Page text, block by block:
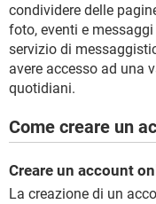
condividere delle
foto, eventi e
servizio di
avere accesso ad una
quotidiani.
Come creare un
Creare un account
La creazione di un